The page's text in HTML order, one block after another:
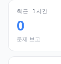
최근 1시간
0
문제 보고